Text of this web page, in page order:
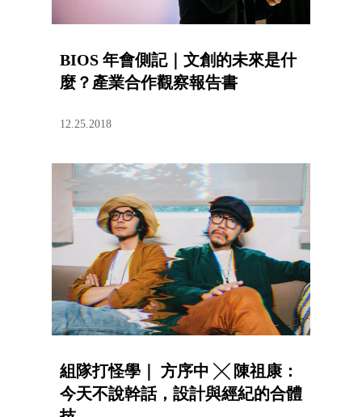
BIOS 年會側記｜文創的未來是什
麼？產業合作觀察報告書
12.25.2018
組隊打怪學｜ 方序中 ╳ 陳祖康：
今天不說幹話，設計與經紀的合體